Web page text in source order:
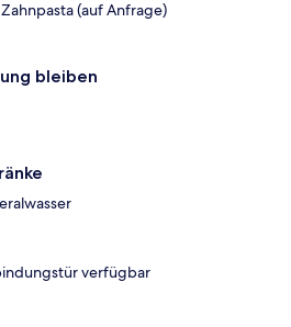
(auf Anfrage)
bleiben
verfügbar